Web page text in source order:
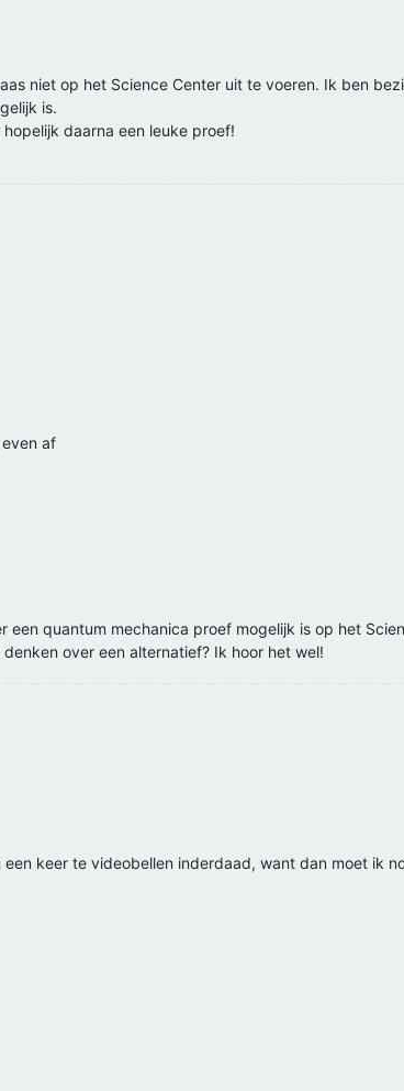
niet op het Science Center uit te voeren. Ik ben
is.
daarna een leuke proef!
af
een quantum mechanica proef mogelijk is op het
over een alternatief? Ik hoor het wel!
een keer te videobellen inderdaad, want dan moet ik